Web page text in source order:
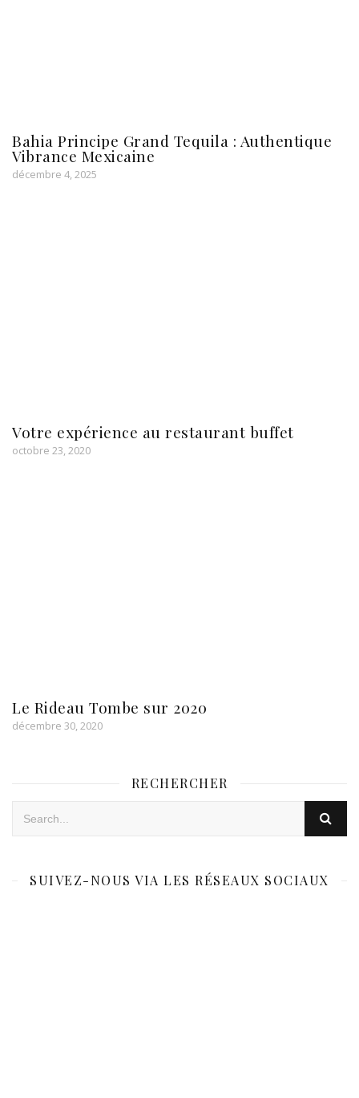
Bahia Principe Grand Tequila : Authentique
Vibrance Mexicaine
décembre 4, 2025
Votre expérience au restaurant buffet
octobre 23, 2020
Le Rideau Tombe sur 2020
décembre 30, 2020
RECHERCHER
SUIVEZ-NOUS VIA LES RÉSEAUX SOCIAUX